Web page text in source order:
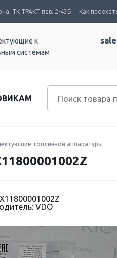
ТК ТРАКТ пав. 2-43Б Как
к
системам
топливной аппаратуры
VDO